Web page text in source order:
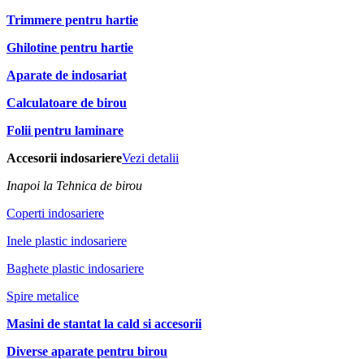
Trimmere pentru hartie
Ghilotine pentru hartie
Aparate de indosariat
Calculatoare de birou
Folii pentru laminare
Accesorii indosariereVezi detalii
Inapoi la Tehnica de birou
Coperti indosariere
Inele plastic indosariere
Baghete plastic indosariere
Spire metalice
Masini de stantat la cald si accesorii
Diverse aparate pentru birou